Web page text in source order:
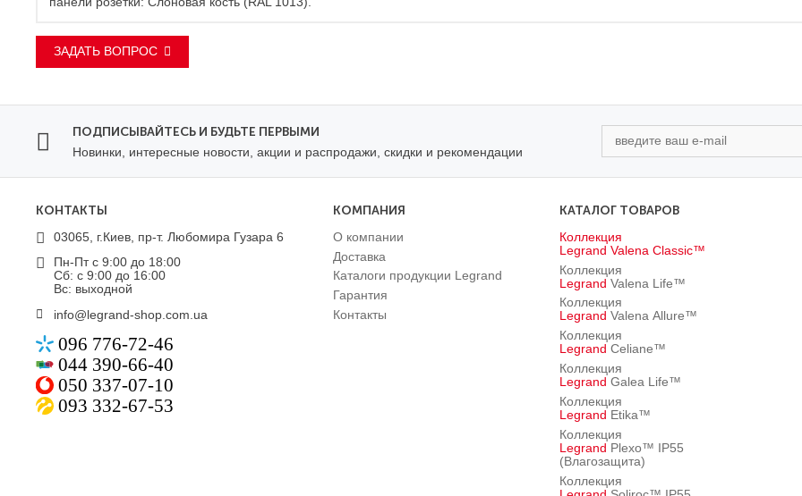
ЗАДАТЬ ВОПРОС
ПОДПИСЫВАЙТЕСЬ И БУДЬТЕ ПЕРВЫМИ
Новинки, интересные новости, акции и распродажи, скидки и рекомендации
КОНТАКТЫ
03065, г.Киев, пр-т. Любомира Гузара 6
Пн-Пт с 9:00 до 18:00
Сб: с 9:00 до 16:00
Вс: выходной
info@legrand-shop.com.ua
096 776-72-46
044 390-66-40
050 337-07-10
093 332-67-53
КОМПАНИЯ
О компании
Доставка
Каталоги продукции Legrand
Гарантия
Контакты
КАТАЛОГ ТОВАРОВ
Коллекция
Legrand Valena Classic™
Коллекция
Legrand Valena Life™
Коллекция
Legrand Valena Allure™
Коллекция
Legrand Celiane™
Коллекция
Legrand Galea Life™
Коллекция
Legrand Etika™
Коллекция
Legrand Plexo™ IP55
(Влагозащита)
Коллекция